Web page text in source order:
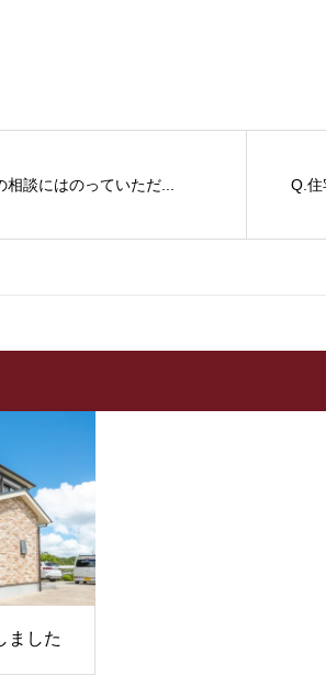
談にはのっていただ... Q.住
ました